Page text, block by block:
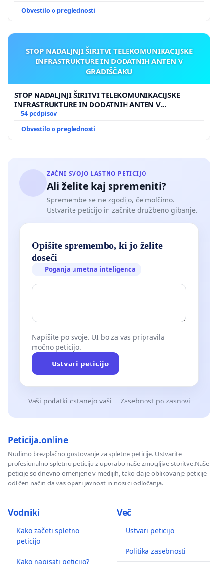
Obvestilo o preglednosti
STOP NADALJNJI ŠIRITVI TELEKOMUNIKACIJSKE
INFRASTRUKTURE IN DODATNIH ANTEN V
GRADIŠČAKU
STOP NADALJNJI ŠIRITVI TELEKOMUNIKACIJSKE
INFRASTRUKTURE IN DODATNIH ANTEN V
GRADIŠČAKU
54 podpisov
Obvestilo o preglednosti
ZAČNI SVOJO LASTNO PETICIJO
Ali želite kaj spremeniti?
Spremembe se ne zgodijo, če molčimo.
Ustvarite peticijo in začnite družbeno gibanje.
Opišite spremembo, ki jo želite
doseči
Poganja umetna inteligenca
Napišite po svoje. UI bo za vas pripravila
močno peticijo.
Ustvari peticijo
Vaši podatki ostanejo vaši Zasebnost po zasnovi
Peticija.online
Nudimo brezplačno gostovanje za spletne peticije. Ustvarite
profesionalno spletno peticijo z uporabo naše zmogljive storitve.Naše
peticije so dnevno omenjene v medijih, tako da je oblikovanje peticije
odličen način da vas opazi javnost in nosilci odločanja.
Vodniki
Kako začeti spletno
peticijo
Kako napisati peticijo?
Več
Ustvari peticijo
Politika zasebnosti